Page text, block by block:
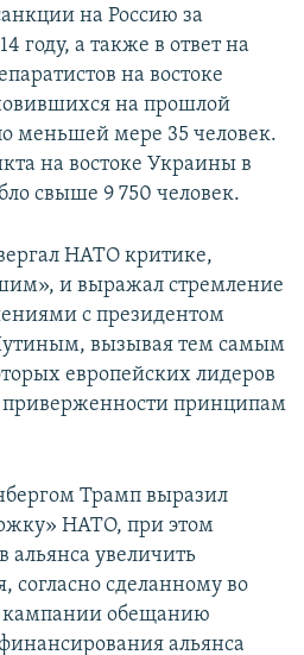
на Россию за
году, а также в ответ на
на востоке
на прошлой
меньшей мере 35 человек.
на востоке Украины в
свыше 9 750 человек.
НАТО критике,
и выражал стремление
с президентом
вызывая тем самым
европейских лидеров
приверженности принципам
Трамп выразил
НАТО, при этом
альянса увеличить
сделанному во
кампании обещанию
альянса